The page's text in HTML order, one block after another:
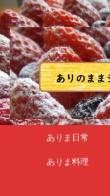
ありま日常
ありま料理